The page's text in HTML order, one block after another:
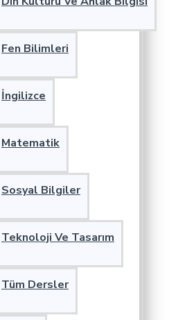
Fen Bilimleri
İngilizce
Matematik
Sosyal Bilgiler
Teknoloji Ve Tasarım
Tüm Dersler